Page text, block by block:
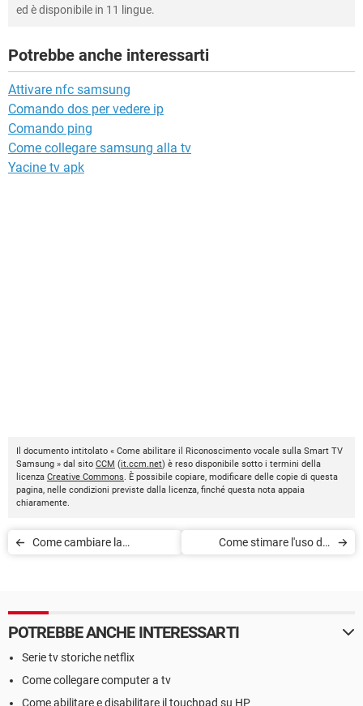
ed è disponibile in 11 lingue.
Potrebbe anche interessarti
Attivare nfc samsung
Comando dos per vedere ip
Comando ping
Come collegare samsung alla tv
Yacine tv apk
Il documento intitolato « Come abilitare il Riconoscimento vocale sulla Smart TV
Samsung » dal sito CCM (it.ccm.net) è reso disponibile sotto i termini della
licenza Creative Commons. È possibile copiare, modificare delle copie di questa
pagina, nelle condizioni previste dalla licenza, finché questa nota appaia
chiaramente.
Come cambiare la
Come stimare l'uso del
POTREBBE ANCHE INTERESSARTI
Serie tv storiche netflix
Come collegare computer a tv
Come abilitare e disabilitare il touchpad su HP